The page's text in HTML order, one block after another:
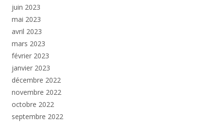
juin 2023
mai 2023
avril 2023
mars 2023
février 2023
janvier 2023
décembre 2022
novembre 2022
octobre 2022
septembre 2022